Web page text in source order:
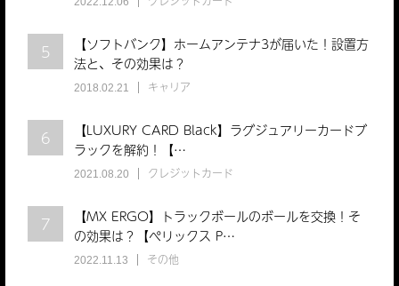
5
【ソフトバンク】ホームアンテナ3が届いた！設置方
法と、その効果は？
2018.02.21 キャリア
6
【LUXURY CARD Black】ラグジュアリーカードブ
ラックを解約！【…
2021.08.20 クレジットカード
7
【MX ERGO】トラックボールのボールを交換！そ
の効果は？【ぺリックス P…
2022.11.13 その他
iOS9.3.1
フリーズを回避